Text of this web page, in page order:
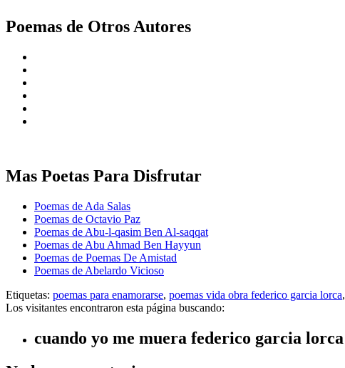
Poemas de Otros Autores
Mas Poetas Para Disfrutar
Poemas de Ada Salas
Poemas de Octavio Paz
Poemas de Abu-l-qasim Ben Al-saqqat
Poemas de Abu Ahmad Ben Hayyun
Poemas de Poemas De Amistad
Poemas de Abelardo Vicioso
Etiquetas: poemas para enamorarse, poemas vida obra federico garcia lorca,
Los visitantes encontraron esta página buscando:
cuando yo me muera federico garcia lorca